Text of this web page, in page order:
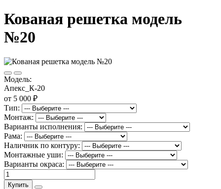
Кованая решетка модель
№20
Модель:
Апекс_К-20
от 5 000 ₽
Тип:
Монтаж:
Варианты исполнения:
Рама:
Наличник по контуру:
Монтажные уши:
Варианты окраса:
Купить